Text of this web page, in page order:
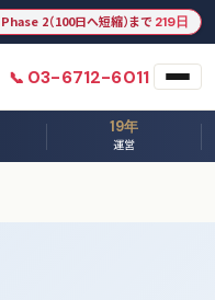
Phase 2（100日へ短縮）まで 219日
03-6712-6011
19年
運営